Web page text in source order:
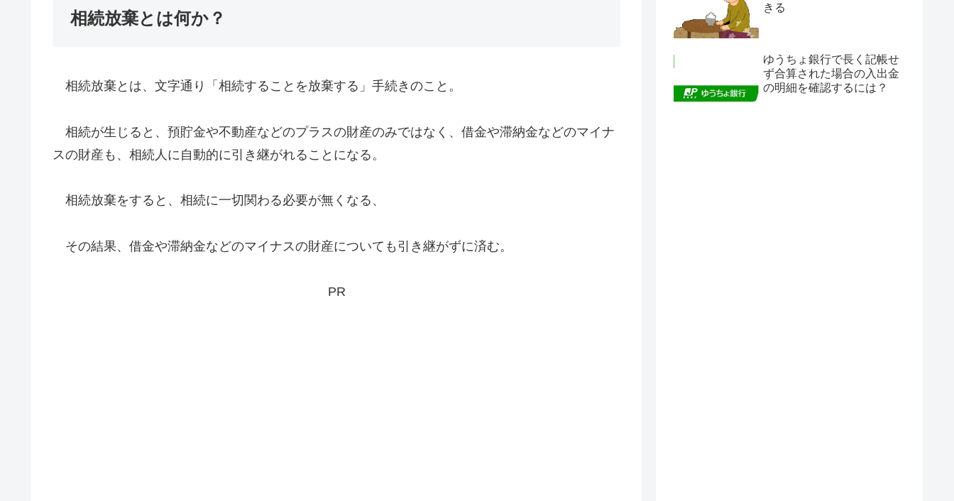
相続放棄とは何か？
相続放棄とは、文字通り「相続することを放棄する」手続きのこと。
相続が生じると、預貯金や不動産などのプラスの財産のみではなく、借金や滞納金などのマイナ
スの財産も、相続人に自動的に引き継がれることになる。
相続放棄をすると、相続に一切関わる必要が無くなる、
その結果、借金や滞納金などのマイナスの財産についても引き継がずに済む。
PR
きる
ゆうちょ銀行で長く記帳せ
ず合算された場合の入出金
の明細を確認するには？